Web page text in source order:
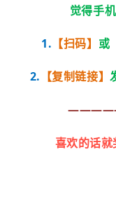
觉得手
1. 【扫码】 或
2. 【复制链接】
喜欢的话